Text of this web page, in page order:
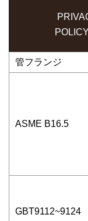
POLICY
管フランジ
ASME B16.5
GBT9112~9124